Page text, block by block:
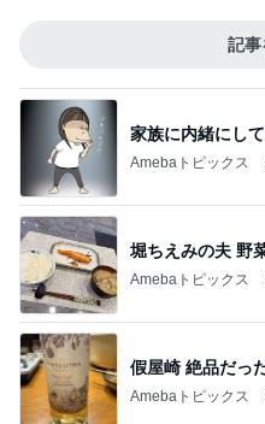
記事
家族に内緒にし
Amebaトピックス
堀ちえみの夫 野
Amebaトピックス
假屋崎 絶品だっ
Amebaトピックス